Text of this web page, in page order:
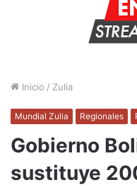
Inicio / Zulia
Mundial Zulia Regionales
Gobierno
sustituye